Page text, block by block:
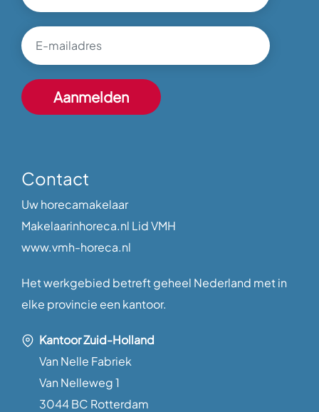
Contact
Uw horecamakelaar
Makelaarinhoreca.nl Lid VMH
www.vmh-horeca.nl
Het werkgebied betreft geheel Nederland met in
elke provincie een kantoor.
Kantoor Zuid-Holland
Van Nelle Fabriek
Van Nelleweg 1
3044 BC Rotterdam